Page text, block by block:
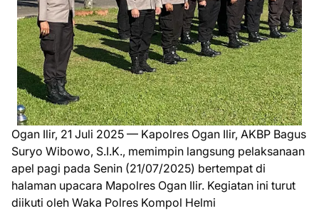
Ogan Ilir, 21 Juli 2025 — Kapolres Ogan Ilir, AKBP Bagus
Suryo Wibowo, S.I.K., memimpin langsung pelaksanaan
apel pagi pada Senin (21/07/2025) bertempat di
halaman upacara Mapolres Ogan Ilir. Kegiatan ini turut
diikuti oleh Waka Polres Kompol Helmi